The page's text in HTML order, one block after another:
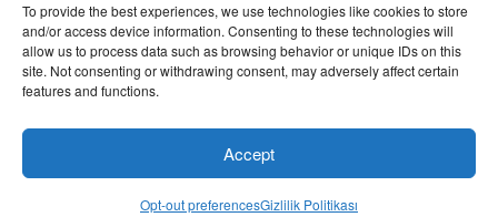
To provide the best experiences, we use technologies like cookies to store
and/or access device information. Consenting to these technologies will
allow us to process data such as browsing behavior or unique IDs on this
site. Not consenting or withdrawing consent, may adversely affect certain
features and functions.
Accept
Opt-out preferencesGizlilik Politikası
contact@ogmenlaw.com
content is for informational purposes only and does not
constitute legal advice.